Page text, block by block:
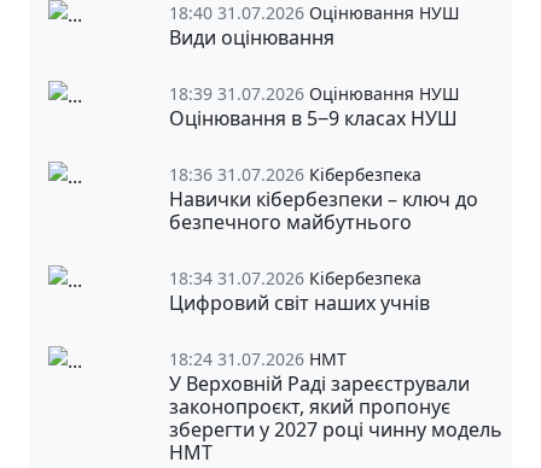
18:40 31.07.2026 Оцінювання НУШ
Види оцінювання
18:39 31.07.2026 Оцінювання НУШ
Оцінювання в 5‒9 класах НУШ
18:36 31.07.2026 Кібербезпека
Навички кібербезпеки – ключ до
безпечного майбутнього
18:34 31.07.2026 Кібербезпека
Цифровий світ наших учнів
18:24 31.07.2026 НМТ
У Верховній Раді зареєстрували
законопроєкт, який пропонує
зберегти у 2027 році чинну модель
НМТ